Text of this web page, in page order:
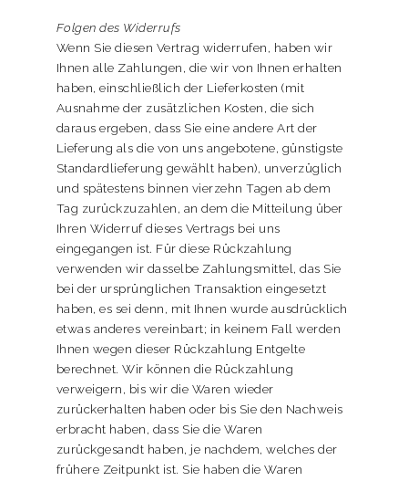
Folgen des Widerrufs
Wenn Sie diesen Vertrag widerrufen, haben wir
Ihnen alle Zahlungen, die wir von Ihnen erhalten
haben, einschließlich der Lieferkosten (mit
Ausnahme der zusätzlichen Kosten, die sich
daraus ergeben, dass Sie eine andere Art der
Lieferung als die von uns angebotene, günstigste
Standardlieferung gewählt haben), unverzüglich
und spätestens binnen vierzehn Tagen ab dem
Tag zurückzuzahlen, an dem die Mitteilung über
Ihren Widerruf dieses Vertrags bei uns
eingegangen ist. Für diese Rückzahlung
verwenden wir dasselbe Zahlungsmittel, das Sie
bei der ursprünglichen Transaktion eingesetzt
haben, es sei denn, mit Ihnen wurde ausdrücklich
etwas anderes vereinbart; in keinem Fall werden
Ihnen wegen dieser Rückzahlung Entgelte
berechnet. Wir können die Rückzahlung
verweigern, bis wir die Waren wieder
zurückerhalten haben oder bis Sie den Nachweis
erbracht haben, dass Sie die Waren
zurückgesandt haben, je nachdem, welches der
frühere Zeitpunkt ist. Sie haben die Waren